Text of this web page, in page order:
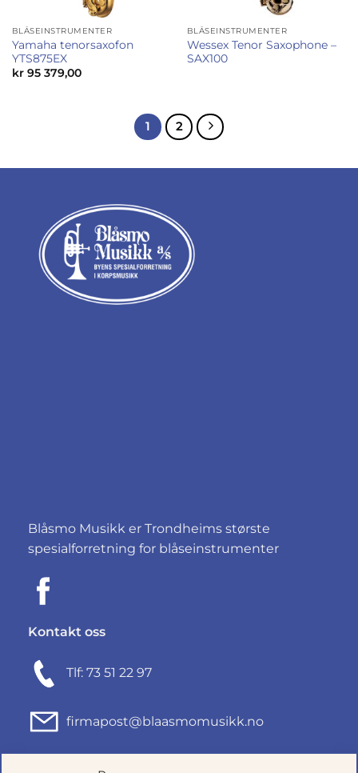
BLÅSEINSTRUMENTER
Yamaha tenorsaxofon
YTS875EX
kr95 379,00
BLÅSEINSTRUMENTER
Wessex Tenor Saxophone –
SAX100
1 2
Blåsmo Musikk er Trondheims største
spesialforretning for blåseinstrumenter
Kontakt oss
Tlf: 73 51 22 97
firmapost@blaasmomusikk.no
Fjordgata 46, 7010 TRONDHEIM